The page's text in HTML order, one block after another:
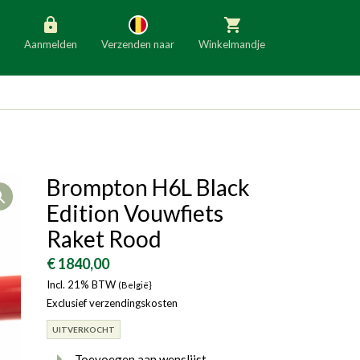
Aanmelden Verzenden naar
Slovenië Italië
Denemarken
Bulgarije
Winkelmandje
Open
Brompton H6L Black
Edition Vouwfiets
Raket Rood
€ 1840,00
Incl. 21% BTW (België}
Exclusief verzendingskosten
UITVERKOCHT